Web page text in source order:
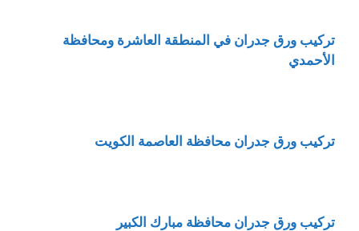
تركيب ورق جدران في المنطقة العاشرة ومحافظة
الأحمدي
تركيب ورق جدران محافظة العاصمة الكويت
تركيب ورق جدران محافظة مبارك الكبير